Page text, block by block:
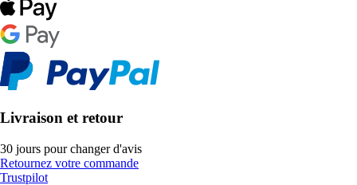
Livraison et retour
30 jours pour changer d'avis
Retournez votre commande
Trustpilot